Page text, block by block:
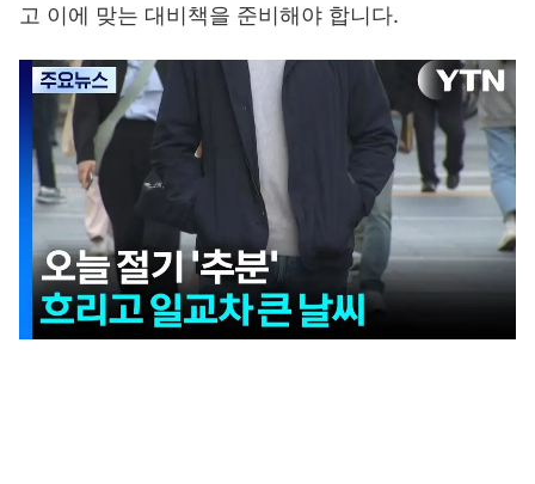
고 이에 맞는 대비책을 준비해야 합니다.